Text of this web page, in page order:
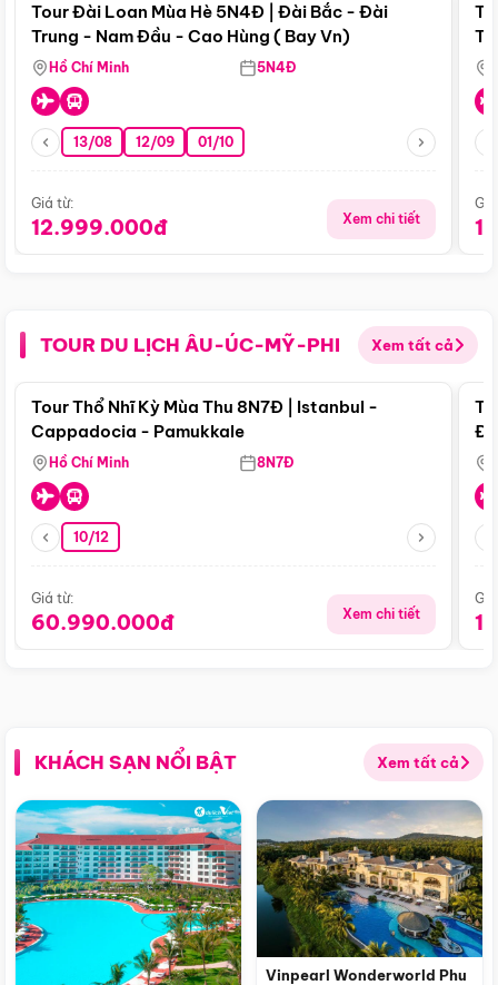
Tour Đài Loan Mùa Hè 5N4Đ | Đài Bắc - Đài
Trung - Nam Đầu - Cao Hùng ( Bay Vn)
Hồ Chí Minh 5N4Đ
13/08 12/09 01/10
Giá từ:
12.999.000đ Xem chi tiết
TOUR DU LỊCH ÂU-ÚC-MỸ-PHI Xem tất cả
Điểm nổi bật
Tour Thổ Nhĩ Kỳ Mùa Thu 8N7Đ | Istanbul -
Cappadocia - Pamukkale
Hồ Chí Minh 8N7Đ
10/12
Giá từ:
60.990.000đ Xem chi tiết
KHÁCH SẠN NỔI BẬT Xem tất cả
Vinpearl Wonderworld Phu